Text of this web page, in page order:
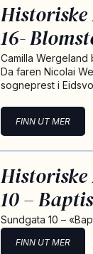
Historiske
16-
Camilla Wergeland
Da faren Nicolai
sogneprest i
FINN UT MER
Historiske
10 –
Sundgata 10 –
FINN UT MER